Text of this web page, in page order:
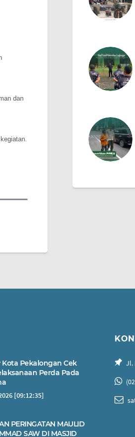
dan
Kota Pekalongan Cek
Perda Pada
[09:12:35]
PERINGATAN MAULID
SAW DI MASJID
Jl.